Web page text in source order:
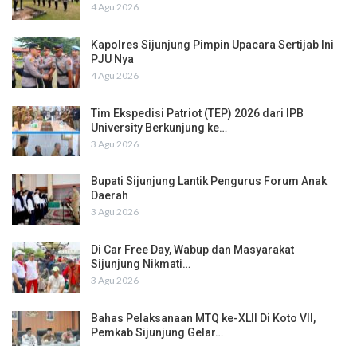
4 Agu 2026
Kapolres Sijunjung Pimpin Upacara Sertijab Ini
PJU Nya
4 Agu 2026
Tim Ekspedisi Patriot (TEP) 2026 dari IPB
University Berkunjung ke…
3 Agu 2026
Bupati Sijunjung Lantik Pengurus Forum Anak
Daerah
3 Agu 2026
Di Car Free Day, Wabup dan Masyarakat
Sijunjung Nikmati…
3 Agu 2026
Bahas Pelaksanaan MTQ ke-XLII Di Koto VII,
Pemkab Sijunjung Gelar…